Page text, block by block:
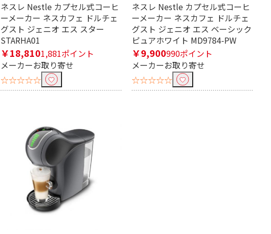
ネスレ Nestle カプセル式コーヒ
ーメーカー ネスカフェ ドルチェ
グスト ジェニオ エス スター
STARHA01
￥18,8101,881ポイント
メーカーお取り寄せ
☆☆☆☆☆
ネスレ Nestle カプセル式コーヒ
ーメーカー ネスカフェ ドルチェ
グスト ジェニオ エス ベーシック
ピュアホワイト MD9784-PW
￥9,900990ポイント
メーカーお取り寄せ
☆☆☆☆☆